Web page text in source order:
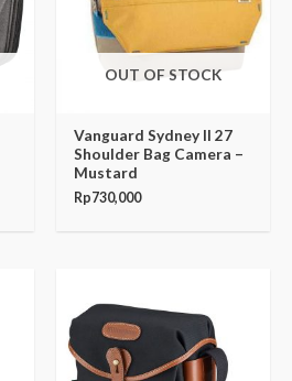
OUT OF STOCK
Vanguard Sydney II 27
Shoulder Bag Camera –
Mustard
Rp730,000